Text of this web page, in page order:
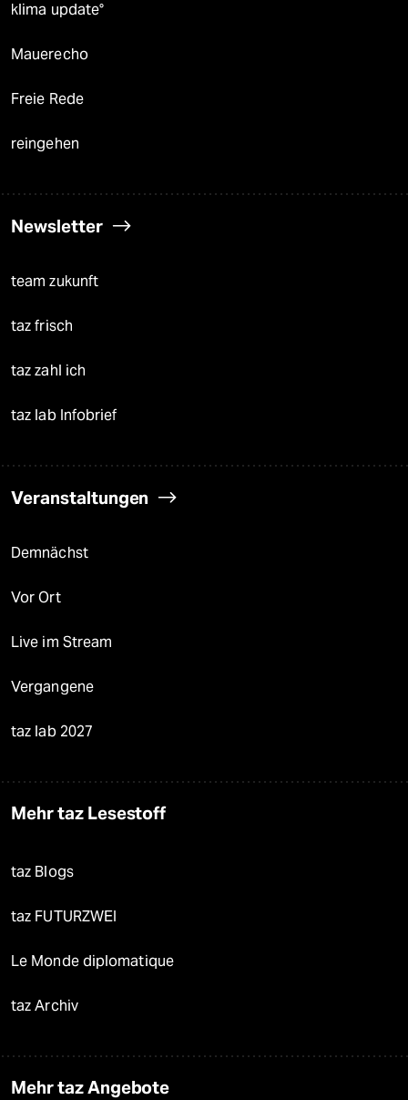
klima update°
Mauerecho
Freie Rede
reingehen
Newsletter
team zukunft
taz frisch
taz zahl ich
taz lab Infobrief
Veranstaltungen
Demnächst
Vor Ort
Live im Stream
Vergangene
taz lab 2027
Mehr taz Lesestoff
taz Blogs
taz FUTURZWEI
Le Monde diplomatique
taz Archiv
Mehr taz Angebote